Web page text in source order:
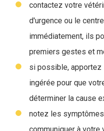
contactez votre
d'urgence ou le
immédiatement, ils
premiers gestes et
si possible, apportez
ingérée pour que
déterminer la cause
notez les